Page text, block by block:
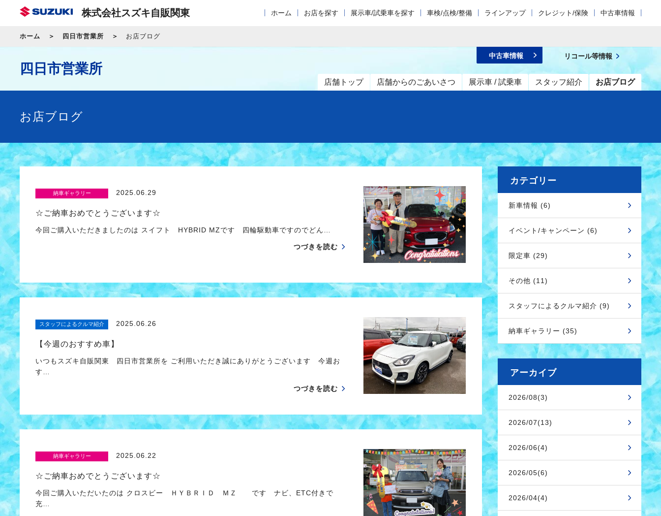
株式会社スズキ自販関東 ホーム お店を探す 展示車/試乗車を探す 車検/点検/整備 ラインアップ クレジット/保険 中古車情報
ホーム 四日市営業所 お店ブログ
四日市営業所
店舗トップ 店舗からのごあいさつ 展示車 / 試乗車 スタッフ紹介 お店ブログ
中古車情報 リコール等情報
お店ブログ
納車ギャラリー 2025.06.29
☆ご納車おめでとうございます☆
今回ご購入いただきましたのは スイフト HYBRID MZです 四輪駆動車ですのでどん…
つづきを読む
スタッフによるクルマ紹介 2025.06.26
【今週のおすすめ車】
いつもスズキ自販関東 四日市営業所を ご利用いただき誠にありがとうございます 今週お
す…
つづきを読む
納車ギャラリー 2025.06.22
☆ご納車おめでとうございます☆
今回ご購入いただいたのは クロスビー ＨＹＢＲＩＤ ＭＺ です ナビ、ETC付きで
充…
カテゴリー
新車情報 (6)
イベント/キャンペーン (6)
限定車 (29)
その他 (11)
スタッフによるクルマ紹介 (9)
納車ギャラリー (35)
アーカイブ
2026/08(3)
2026/07(13)
2026/06(4)
2026/05(6)
2026/04(4)